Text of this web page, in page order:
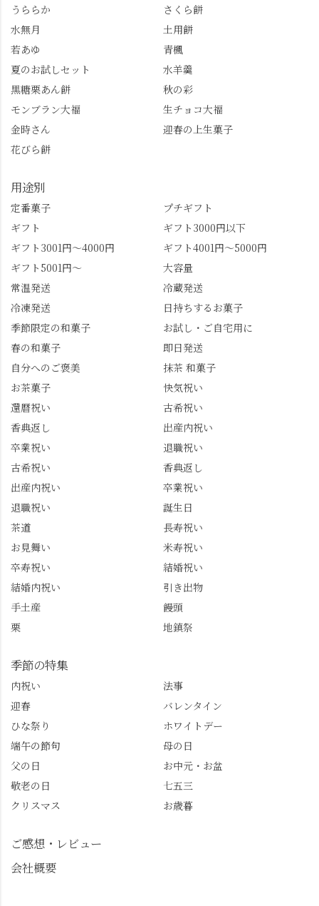
リ会員の登録はほんと
うにおすすめ。ポイン
トもすぐに貯まります
し、いろんな特典もあ
していない人はぜひこ
の機会に会員登録もし
てみてね。 みなさんは
この中で気になったも
すめ品ばかりです。よ
かったらぜひこの機会
北川🍡 住所 長岡京市う
ぐいす台1-3 TEL 075-
954-0400 営業時間 10:00
@mizuha_kitagawa #セン
ス長岡京 #SENSE長岡
京公式アンバサダー #み
ずは北川 私のアカウン
グルメをメインに発
信。お店選びの参考な
どにご利用いただける
の情報を詳しく知りた
い人は、下記アカウン
トもあわせてチェック
@sense_nagaokakyo 長岡
京市観光協会
@nagaokakyo_tourism ふ
@furufuru_nagaokakyo
物価の値上がりが激し
える迫力！そして桂昌
院お手植えと伝わる樹
齢300年超のしだれ
桜。"玉の輿"の語源に
院と徳川綱吉の、教科
書がひっくり返るよう
な再評価のお話まで聞
景、もっと知られてほ
しい！ 🍋締めは「みず
話題のレモンわらび餅
と、夏季限定・竹筒入
り水ようかん「清竹」
んな大満足の笑顔😋 さ
らに日高さんから、な
かの邸の珈琲パックと
小倉山荘のお菓子のサ
で🎁最後の最後まで"お
もてなし"の心を教えて
いただきました。 プロ
ドライバーならではの
ルート取り、駐車場事
情、お客様を飽きさせ
ない語り口…。楽しみ
ながら学びっぱなしの
のガイド活動にしっか
り活かしていきます💪
西山、ほんまにええと
こです。次はあなたを
🚕✨ #京都西山旅感 #京
都西山 #おもてなしタク
こごろ #勝持寺 #正法寺
#善峯寺 #あじさい #あ
じさい供養 #遊龍の松 #
清竹 #なかの邸 #小倉山
荘 #京都観光 #西京区 #
大原野
うららか
さくら餅
水無月
土用餅
若あゆ
青楓
夏のお試しセット
水羊羹
黒糖栗あん餅
秋の彩
モンブラン大福
生チョコ大福
金時さん
迎春の上生菓子
花びら餅
用途別
定番菓子
プチギフト
ギフト
ギフト3000円以下
ギフト3001円～4000円
ギフト4001円～5000円
ギフト5001円～
大容量
常温発送
冷蔵発送
冷凍発送
日持ちするお菓子
季節限定の和菓子
お試し・ご自宅用に
春の和菓子
即日発送
自分へのご褒美
抹茶 和菓子
お茶菓子
快気祝い
還暦祝い
古希祝い
香典返し
出産内祝い
卒業祝い
退職祝い
古希祝い
香典返し
出産内祝い
卒業祝い
退職祝い
誕生日
茶道
長寿祝い
お見舞い
米寿祝い
卒寿祝い
結婚祝い
結婚内祝い
引き出物
手土産
饅頭
栗
地鎮祭
季節の特集
内祝い
法事
迎春
バレンタイン
ひな祭り
ホワイトデー
端午の節句
母の日
父の日
お中元・お盆
敬老の日
七五三
クリスマス
お歳暮
ご感想・レビュー
会社概要